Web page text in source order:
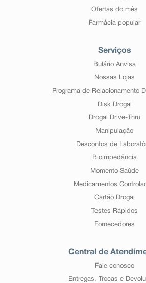
Ofertas do mês
Farmácia popular
Serviços
Bulário Anvisa
Nossas Lojas
Programa de Relacionamento
Disk Drogal
Drogal Drive-Thru
Manipulação
Descontos de
Bioimpedância
Momento Saúde
Medicamentos
Cartão Drogal
Testes Rápidos
Fornecedores
Central de
Fale conosco
Entregas, Trocas e